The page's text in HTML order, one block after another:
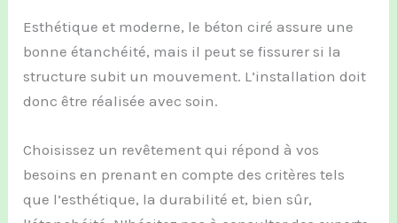
Esthétique et moderne, le béton ciré assure une
bonne étanchéité, mais il peut se fissurer si la
structure subit un mouvement. L’installation doit
donc être réalisée avec soin.
Choisissez un revêtement qui répond à vos
besoins en prenant en compte des critères tels
que l’esthétique, la durabilité et, bien sûr,